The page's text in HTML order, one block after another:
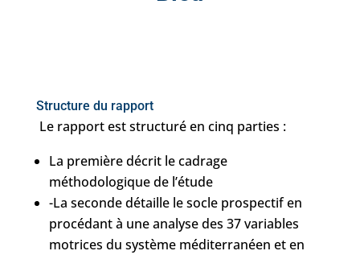
Structure du rapport
Le rapport est structuré en cinq parties :
La première décrit le cadrage
méthodologique de l’étude
-La seconde détaille le socle prospectif en
procédant à une analyse des 37 variables
motrices du système méditerranéen et en